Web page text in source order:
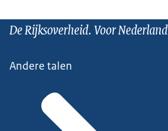
De Rijksoverheid. Voor Nederland
Andere talen